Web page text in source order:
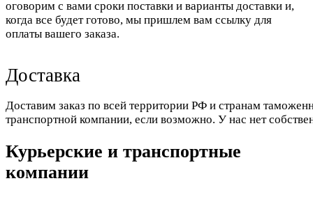
оговорим с вами сроки поставки и варианты доставки и,
когда все будет готово, мы пришлем вам ссылку для
оплаты вашего заказа.
Доставка
Доставим заказ по всей территории РФ и странам
транспортной компании, если возможно. У нас нет
Курьерские и транспортные
компании